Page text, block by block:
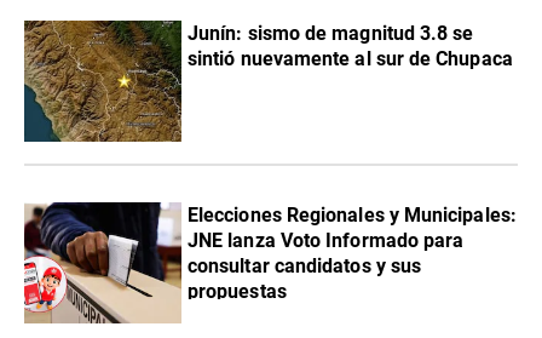
Junín: sismo de magnitud 3.8 se
sintió nuevamente al sur de Chupaca
Elecciones Regionales y Municipales:
JNE lanza Voto Informado para
consultar candidatos y sus
propuestas